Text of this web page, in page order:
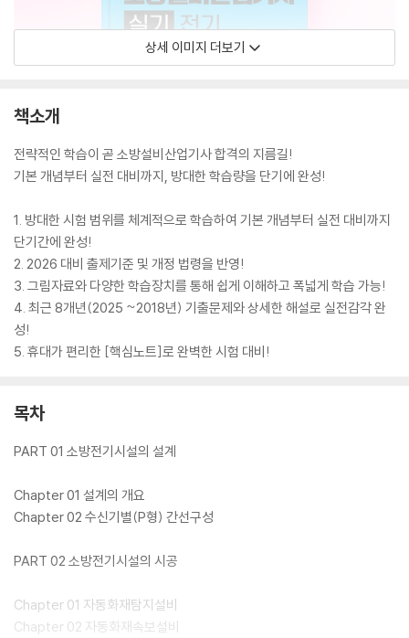
상세 이미지 더보기
책소개
전략적인 학습이 곧 소방설비산업기사 합격의 지름길!
기본 개념부터 실전 대비까지, 방대한 학습량을 단기에 완성!
1. 방대한 시험 범위를 체계적으로 학습하여 기본 개념부터 실전 대비까지
단기간에 완성!
2. 2026 대비 출제기준 및 개정 법령을 반영!
3. 그림자료와 다양한 학습장치를 통해 쉽게 이해하고 폭넓게 학습 가능!
4. 최근 8개년(2025 ~2018년) 기출문제와 상세한 해설로 실전감각 완
성!
5. 휴대가 편리한 [핵심노트]로 완벽한 시험 대비!
목차
PART 01 소방전기시설의 설계
Chapter 01 설계의 개요
Chapter 02 수신기별(P형) 간선구성
PART 02 소방전기시설의 시공
Chapter 01 자동화재탐지설비
Chapter 02 자동화재속보설비